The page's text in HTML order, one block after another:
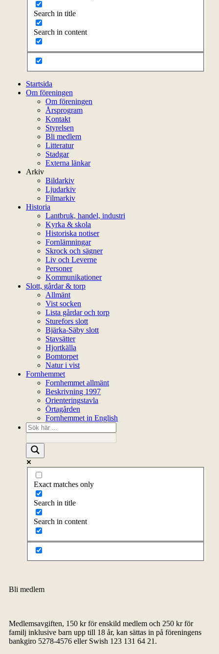
Search in title
Search in content
Startsida
Om föreningen
Om föreningen
Årsprogram
Kontakt
Styrelsen
Bli medlem
Litteratur
Stadgar
Externa länkar
Arkiv
Bildarkiv
Ljudarkiv
Filmarkiv
Historia
Lantbruk, handel, industri
Kyrka & skola
Historiska notiser
Fornlämningar
Skrock och sägner
Liv och Leverne
Personer
Kommunikationer
Slott, gårdar & torp
Allmänt
Vist socken
Lista gårdar och torp
Sturefors slott
Bjärka-Säby slott
Stavsätter
Hjortkälla
Bomtorpet
Natur i vist
Fornhemmet
Fornhemmet allmänt
Beskrivning 1997
Orienteringstavla
Örtagården
Fornhemmet in English
Exact matches only
Search in title
Search in content
Bli medlem
Medlemsavgiften, 150 kr för enskild medlem och 250 kr för
familj inklusive barn upp till 18 år, kan sättas in på föreningens
bankgiro 5278-4576 eller Swish 123 131 64 21.